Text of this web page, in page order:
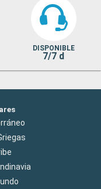
DISPONIBLE
7/7 d